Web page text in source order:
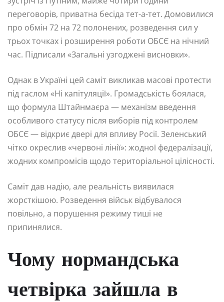
переговорів, приватна бесіда тет-а-тет. Домовилися
про обмін 72 на 72 полонених, розведення сил у
трьох точках і розширення роботи ОБСЄ на нічний
час. Підписали «Загальні узгоджені висновки».
Однак в Україні цей саміт викликав масові протести
під гаслом «Ні капітуляції». Громадськість боялася,
що формула Штайнмаєра — механізм введення
особливого статусу після виборів під контролем
ОБСЄ — відкриє двері для впливу Росії. Зеленський
чітко окреслив «червоні лінії»: жодної федералізації,
жодних компромісів щодо територіальної цілісності.
Саміт дав надію, але реальність виявилася
жорсткішою. Розведення військ відбувалося
повільно, а порушення режиму тиші не
припинялися.
Чому нормандська
четвірка зайшла в